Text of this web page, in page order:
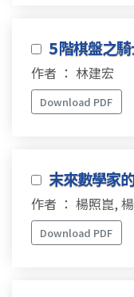
5 階棋盤之
作者 ： 林建宏
Download PDF
末來數學家
作者 ： 楊照崑,
Download PDF